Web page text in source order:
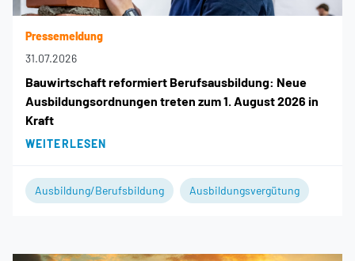
Pressemeldung
31.07.2026
Bauwirtschaft reformiert Berufsausbildung: Neue
Ausbildungsordnungen treten zum 1. August 2026 in
Kraft
WEITERLESEN
Ausbildung/Berufsbildung Ausbildungsvergütung